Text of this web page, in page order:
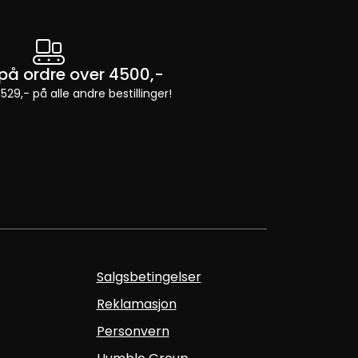
ordre over 4500,-
på alle andre bestillinger!
Salgsbetingelser
Reklamasjon
Personvern